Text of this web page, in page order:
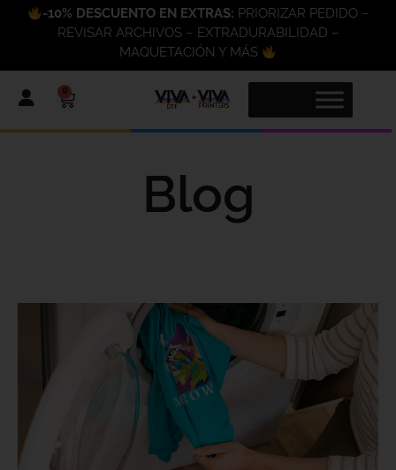
-10% DESCUENTO EN EXTRAS: PRIORIZAR PEDIDO –
REVISAR ARCHIVOS – EXTRADURABILIDAD –
MAQUETACIÓN Y MÁS
0
Blog